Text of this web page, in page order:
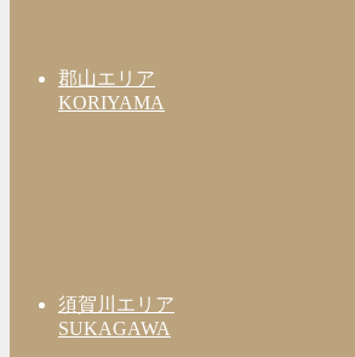
郡山エリア
KORIYAMA
須賀川エリア
SUKAGAWA